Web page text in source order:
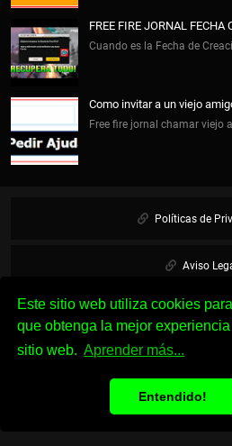
Este sitio web utiliza cookies
que obtenga la mejor
sitio web. Aprender más...
Entendido!
FREE FIRE JORNAL FECHA
Cuando es la Fecha de
Como invitar a un viejo
Free fire jornal chamar viejo
Políticas de
Aviso
Cookies